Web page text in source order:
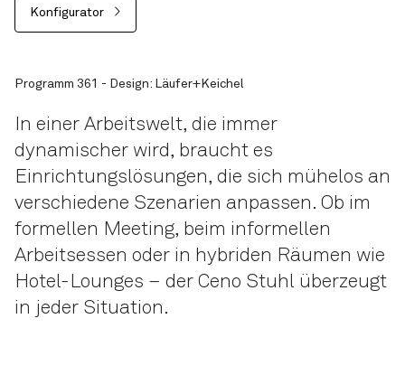
Konfigurator
Programm 361 - Design: Läufer+Keichel
In einer Arbeitswelt, die immer
dynamischer wird, braucht es
Einrichtungslösungen, die sich mühelos an
verschiedene Szenarien anpassen. Ob im
formellen Meeting, beim informellen
Arbeitsessen oder in hybriden Räumen wie
Hotel-Lounges – der Ceno Stuhl überzeugt
in jeder Situation.